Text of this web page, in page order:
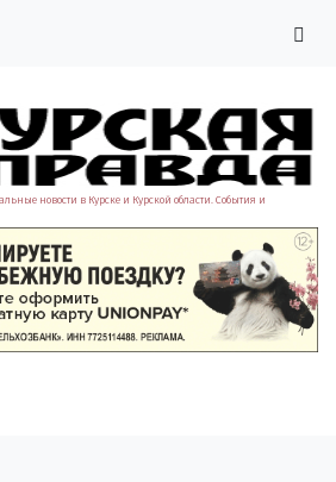
новости в Курске и Курской области. События и